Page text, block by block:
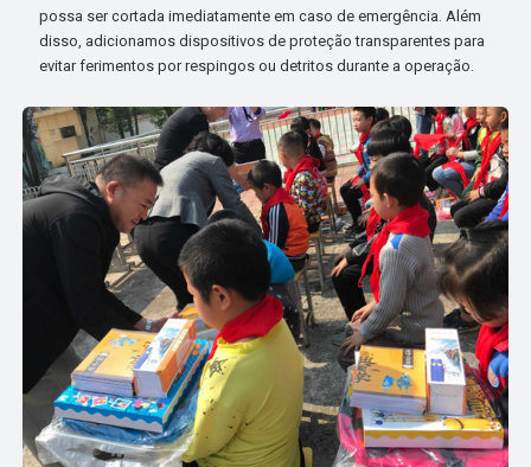
possa ser cortada imediatamente em caso de emergência. Além
disso, adicionamos dispositivos de proteção transparentes para
evitar ferimentos por respingos ou detritos durante a operação.